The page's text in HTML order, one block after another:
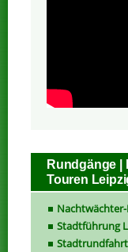
Rundgänge |
Touren
Stadtführung